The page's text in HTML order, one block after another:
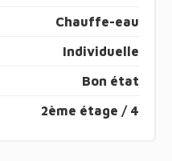
Chauffe-eau
Individuelle
Bon état
2ème étage / 4